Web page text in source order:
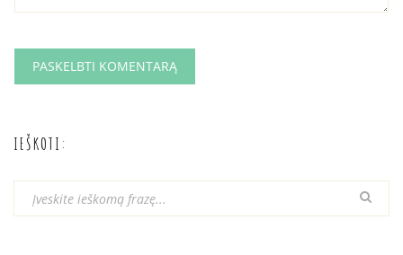
IEŠKOTI: